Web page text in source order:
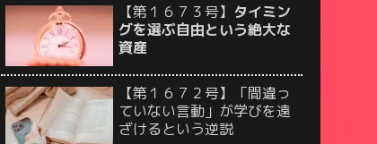
【第１６７３号】 タイミン
グを選ぶ自由という絶大な
資産
【第１６７２号】「間違っ
ていない言動」が学びを遠
ざけるという逆説